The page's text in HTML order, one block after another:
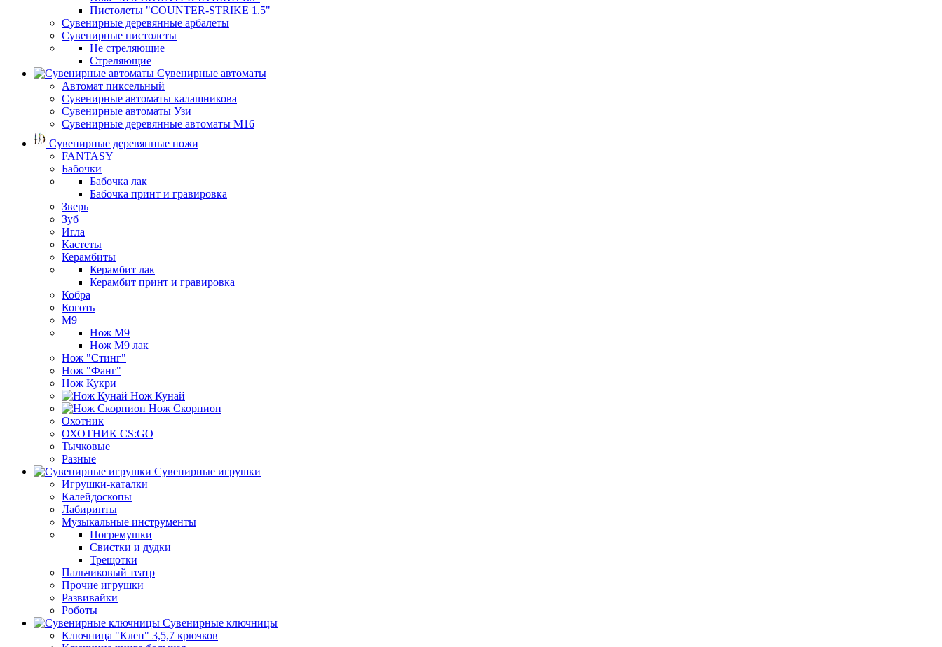
Пистолеты "COUNTER-STRIKE 1.5"
Сувенирные деревянные арбалеты
Сувенирные пистолеты
Не стреляющие
Стреляющие
Сувенирные автоматы
Автомат пиксельный
Сувенирные автоматы калашникова
Сувенирные автоматы Узи
Сувенирные деревянные автоматы М16
Сувенирные деревянные ножи
FANTASY
Бабочки
Бабочка лак
Бабочка принт и гравировка
Зверь
Зуб
Игла
Кастеты
Керамбиты
Керамбит лак
Керамбит принт и гравировка
Кобра
Коготь
М9
Нож М9
Нож М9 лак
Нож "Стинг"
Нож "Фанг"
Нож Кукри
Нож Кунай
Нож Скорпион
Охотник
ОХОТНИК CS:GO
Тычковые
Разные
Сувенирные игрушки
Игрушки-каталки
Калейдоскопы
Лабиринты
Музыкальные инструменты
Погремушки
Свистки и дудки
Трещотки
Пальчиковый театр
Прочие игрушки
Развивайки
Роботы
Сувенирные ключницы
Ключница "Клен" 3,5,7 крючков